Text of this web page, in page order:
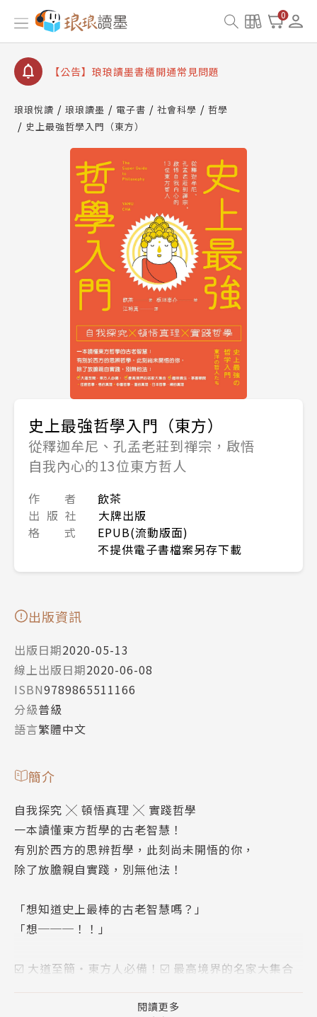
0
【公告】因 Readmoo 讀墨系統維護中，本站同步暫
停部分閱讀服務
【公告】琅琅讀墨數位閱讀資產合併與書櫃開通申請
【公告】琅琅讀墨書櫃開通常見問題
請圖文教學
【公告】琅琅書店服務升級重要說明及資產合併結果
查詢
【公告】因 Readmoo 讀墨系統維護中，本站同步暫
停部分閱讀服務
琅琅悅讀 琅琅讀墨 電子書 社會科學
哲學
史上最強哲學入門（東方）
史上最強哲學入門（東方）
從釋迦牟尼、孔孟老莊到禪宗，啟悟
自我內心的13位東方哲人
作 者
飲茶
出 版 社
大牌出版
格 式
EPUB(流動版面)
不提供電子書檔案另存下載
出版資訊
出版日期2020-05-13
線上出版日期2020-06-08
ISBN9789865511166
分級普級
語言繁體中文
簡介
自我探究 ╳ 頓悟真理 ╳ 實踐哲學
一本讀懂東方哲學的古老智慧！
有別於西方的思辨哲學，此刻尚未開悟的你，
除了放膽親自實踐，別無他法！
「想知道史上最棒的古老智慧嗎？」
「想───！！」
☑️ 大道至簡‧東方人必備！☑️ 最高境界的名家大集合
☑️ 沒有慧根也可以！最有梗的東方哲學講解，有趣到
閱讀更多